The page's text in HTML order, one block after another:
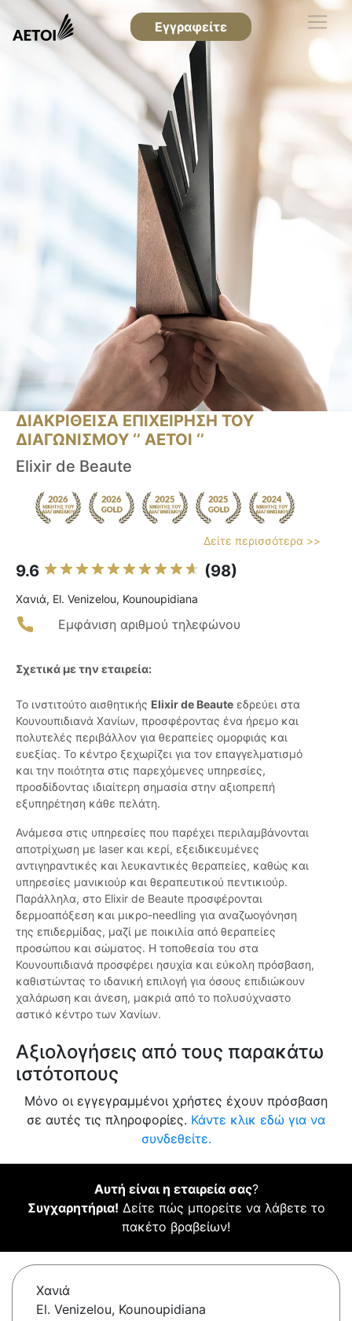
Εγγραφείτε
ΔΙΑΚΡΙΘΕΙΣΑ ΕΠΙΧΕΙΡΗΣΗ ΤΟΥ
ΔΙΑΓΩΝΙΣΜΟΥ ‘’ ΑΕΤΟΙ ‘’
Elixir de Beaute
Δείτε περισσότερα >>
9.6 (98)
Χανιά, El. Venizelou, Kounoupidiana
Εμφάνιση αριθμού τηλεφώνου
Σχετικά με την εταιρεία:
Το ινστιτούτο αισθητικής Elixir de Beaute εδρεύει στα
Κουνουπιδιανά Χανίων, προσφέροντας ένα ήρεμο και
πολυτελές περιβάλλον για θεραπείες ομορφιάς και
ευεξίας. Το κέντρο ξεχωρίζει για τον επαγγελματισμό
και την ποιότητα στις παρεχόμενες υπηρεσίες,
προσδίδοντας ιδιαίτερη σημασία στην αξιοπρεπή
εξυπηρέτηση κάθε πελάτη.
Ανάμεσα στις υπηρεσίες που παρέχει περιλαμβάνονται
αποτρίχωση με laser και κερί, εξειδικευμένες
αντιγηραντικές και λευκαντικές θεραπείες, καθώς και
υπηρεσίες μανικιούρ και θεραπευτικού πεντικιούρ.
Παράλληλα, στο Elixir de Beaute προσφέρονται
δερμοαπόξεση και μικρο-needling για αναζωογόνηση
της επιδερμίδας, μαζί με ποικιλία από θεραπείες
προσώπου και σώματος. Η τοποθεσία του στα
Κουνουπιδιανά προσφέρει ησυχία και εύκολη πρόσβαση,
καθιστώντας το ιδανική επιλογή για όσους επιδιώκουν
χαλάρωση και άνεση, μακριά από το πολυσύχναστο
αστικό κέντρο των Χανίων.
Αξιολογήσεις από τους παρακάτω
ιστότοπους
Μόνο οι εγγεγραμμένοι χρήστες έχουν πρόσβαση
σε αυτές τις πληροφορίες. Κάντε κλικ εδώ για να
συνδεθείτε.
Αυτή είναι η εταιρεία σας?
Συγχαρητήρια! Δείτε πώς μπορείτε να λάβετε το
πακέτο βραβείων!
Χανιά
El. Venizelou, Kounoupidiana